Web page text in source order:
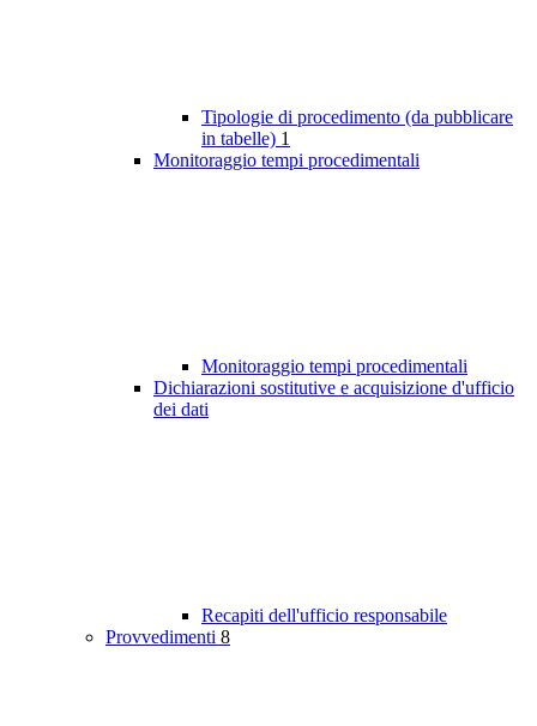
Tipologie di procedimento (da pubblicare
in tabelle) 1
Monitoraggio tempi procedimentali
Monitoraggio tempi procedimentali
Dichiarazioni sostitutive e acquisizione d'ufficio
dei dati
Recapiti dell'ufficio responsabile
Provvedimenti 8